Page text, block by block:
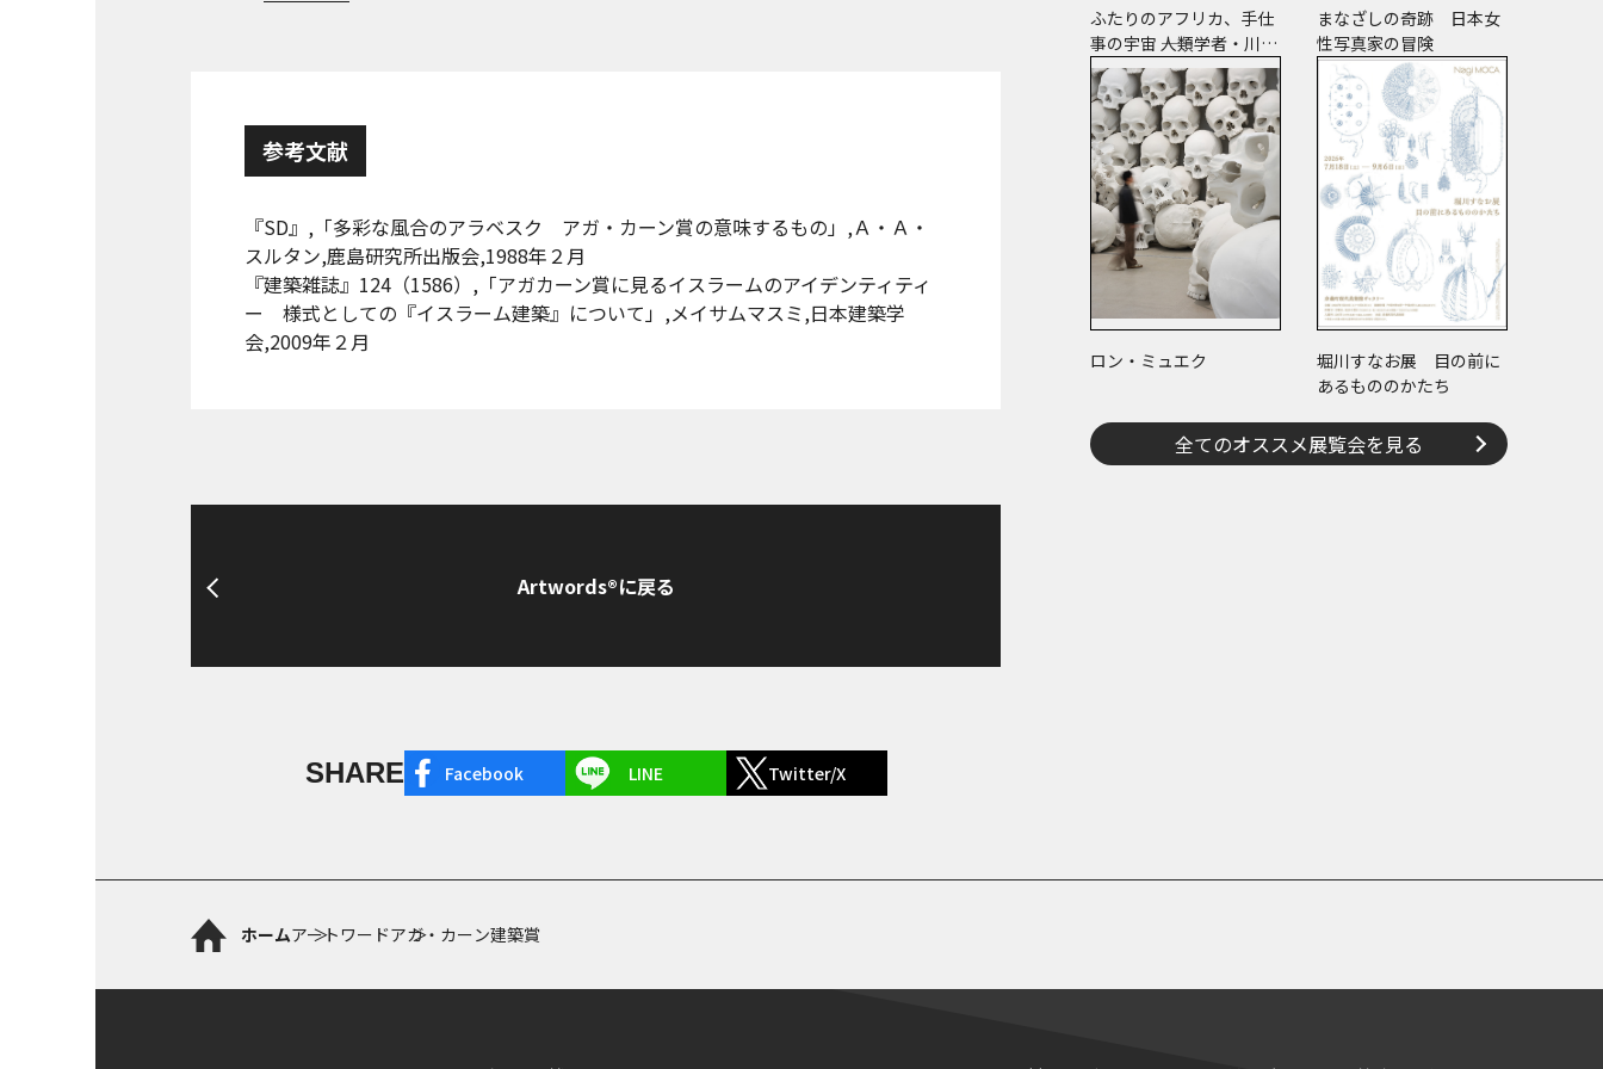
参考文献
『SD』,「多彩な風合のアラベスク アガ・カーン賞の意味するもの」,Ａ・Ａ・
スルタン,鹿島研究所出版会,1988年２月
『建築雑誌』124（1586）,「アガカーン賞に見るイスラームのアイデンティティ
ー 様式としての『イスラーム建築』について」,メイサムマスミ,日本建築学
会,2009年２月
Artwords®に戻る
SHARE Facebook LINE Twitter/X
ふたりのアフリカ、手仕
事の宇宙 ――人類学者・川田
順造と陶芸作家・小川待
子のコレクション
まなざしの奇跡 日本女
性写真家の冒険
ロン・ミュエク
堀川すなお展 目の前に
あるもののかたち
全てのオススメ展覧会を見る
ホームアートワードアガ・カーン建築賞